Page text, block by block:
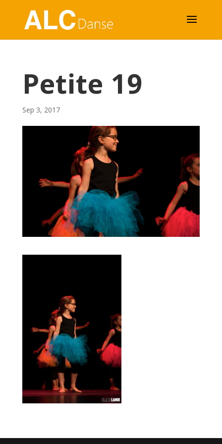
Petite 19
Sep 3, 2017